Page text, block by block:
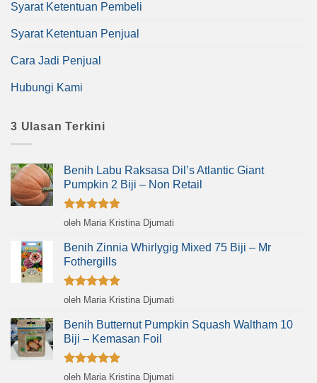
Syarat Ketentuan Pembeli
Syarat Ketentuan Penjual
Cara Jadi Penjual
Hubungi Kami
3 Ulasan Terkini
Benih Labu Raksasa Dil’s Atlantic Giant
Pumpkin 2 Biji – Non Retail
Dinilai5
oleh Maria Kristina Djumati
Benih Zinnia Whirlygig Mixed 75 Biji – Mr
Fothergills
Dinilai5
oleh Maria Kristina Djumati
Benih Butternut Pumpkin Squash Waltham 10
Biji – Kemasan Foil
Dinilai5
oleh Maria Kristina Djumati